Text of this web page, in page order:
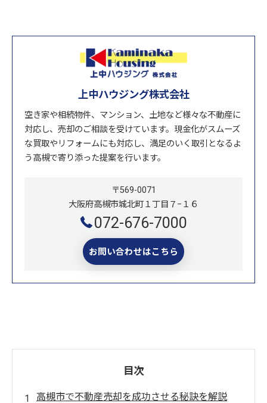
上中ハウジング株式会社
空き家や相続物件、マンション、土地など様々な不動産に
対応し、売却のご相談を受けています。現金化がスムーズ
な買取やリフォームにも対応し、満足のいく取引となるよ
う高槻で寄り添った提案を行います。
〒569-0071
大阪府高槻市城北町１丁目７−１６
072-676-7000
お問い合わせはこちら
目次
高槻市で不動産売却を成功させる秘訣を解説